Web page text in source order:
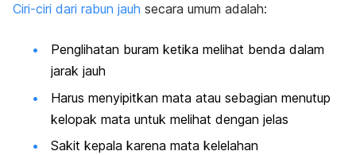
Ciri-ciri dari rabun jauh secara umum adalah:
Penglihatan buram ketika melihat benda dalam
jarak jauh
Harus menyipitkan mata atau sebagian menutup
kelopak mata untuk melihat dengan jelas
Sakit kepala karena mata kelelahan